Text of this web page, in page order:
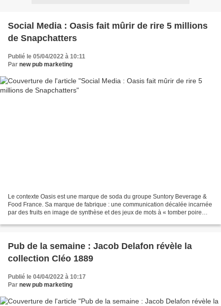
Social Media : Oasis fait mûrir de rire 5 millions
de Snapchatters
Publié le 05/04/2022 à 10:11
Par new pub marketing
Le contexte Oasis est une marque de soda du groupe Suntory Beverage &
Food France. Sa marque de fabrique : une communication décalée incarnée
par des fruits en image de synthèse et des jeux de mots à « tomber poire
Pub de la semaine : Jacob Delafon révèle la
collection Cléo 1889
Publié le 04/04/2022 à 10:17
Par new pub marketing